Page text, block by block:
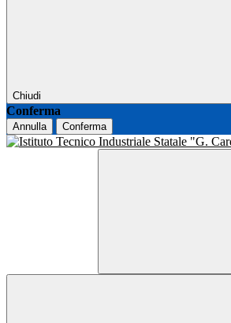
Chiudi
Conferma
Annulla Conferma